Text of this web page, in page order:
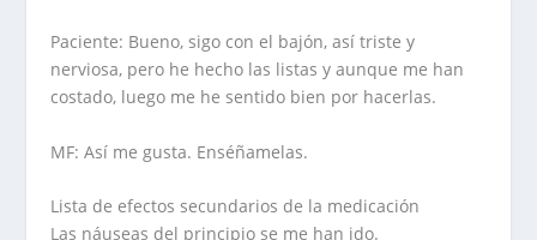
Paciente: Bueno, sigo con el bajón, así triste y
nerviosa, pero he hecho las listas y aunque me han
costado, luego me he sentido bien por hacerlas.
MF: Así me gusta. Enséñamelas.
Lista de efectos secundarios de la medicación
Las náuseas del principio se me han ido.